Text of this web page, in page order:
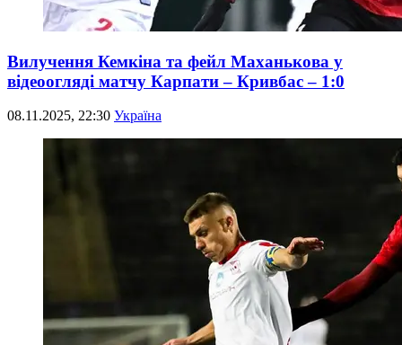
Вилучення Кемкіна та фейл Маханькова у
відеоогляді матчу Карпати – Кривбас – 1:0
08.11.2025, 22:30 Україна